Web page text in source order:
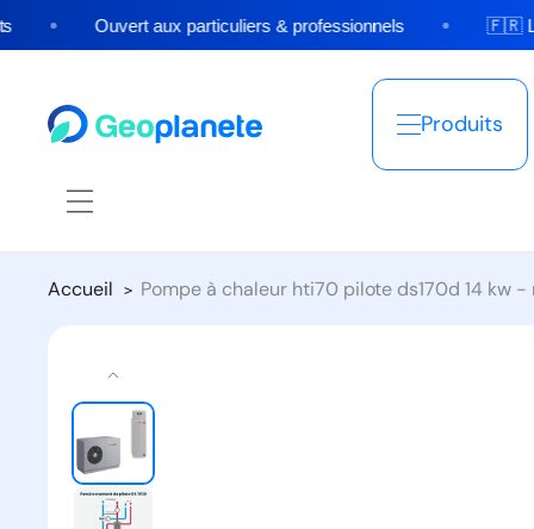
passer
au
Ouvert aux particuliers & professionnels 🇫🇷
Produits
Accueil Pompe à chaleur hti70 pilote ds170d 14 kw -
produits